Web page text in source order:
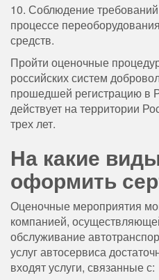
10. Соблюдение требований
процессе
средств.
Пройти оценочные
российских систем
прошедшей регистрацию в
действует на территории
трех лет.
На какие
оформить
Оценочные мероприятия
компанией,
обслуживание
услуг автосервиса
входят услуги, связанные с: